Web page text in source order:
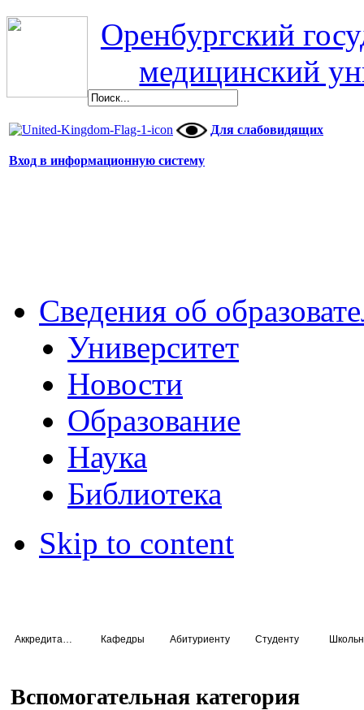
Оренбургский
медицинский
Для слабовидящих
Вход в информационную систему
Сведения об
Университет
Новости
Образование
Наука
Библиотека
Skip to content
Кафедры Абитуриенту Студенту
Вспомогательная категория